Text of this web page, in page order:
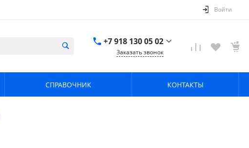
Войти
+7 918 130 05 02
Заказать звонок
СПРАВОЧНИК КОНТАКТЫ